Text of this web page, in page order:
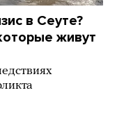
в Сеуте?
живут